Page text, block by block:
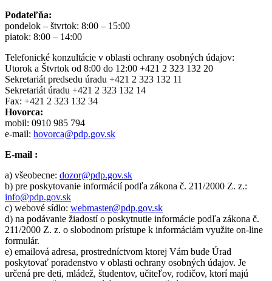
Podateľňa:
pondelok – štvrtok: 8:00 – 15:00
piatok: 8:00 – 14:00
Telefonické konzultácie v oblasti ochrany osobných údajov:
Utorok a Štvrtok od 8:00 do 12:00 +421 2 323 132 20
Sekretariát predsedu úradu +421 2 323 132 11
Sekretariát úradu +421 2 323 132 14
Fax: +421 2 323 132 34
Hovorca:
mobil: 0910 985 794
e-mail: hovorca@pdp.gov.sk
E-mail :
a) všeobecne: dozor@pdp.gov.sk
b) pre poskytovanie informácií podľa zákona č. 211/2000 Z. z.:
info@pdp.gov.sk
c) webové sídlo: webmaster@pdp.gov.sk
d) na podávanie žiadostí o poskytnutie informácie podľa zákona č.
211/2000 Z. z. o slobodnom prístupe k informáciám využite on-line
formulár.
e) emailová adresa, prostredníctvom ktorej Vám bude Úrad
poskytovať poradenstvo v oblasti ochrany osobných údajov. Je
určená pre deti, mládež, študentov, učiteľov, rodičov, ktorí majú